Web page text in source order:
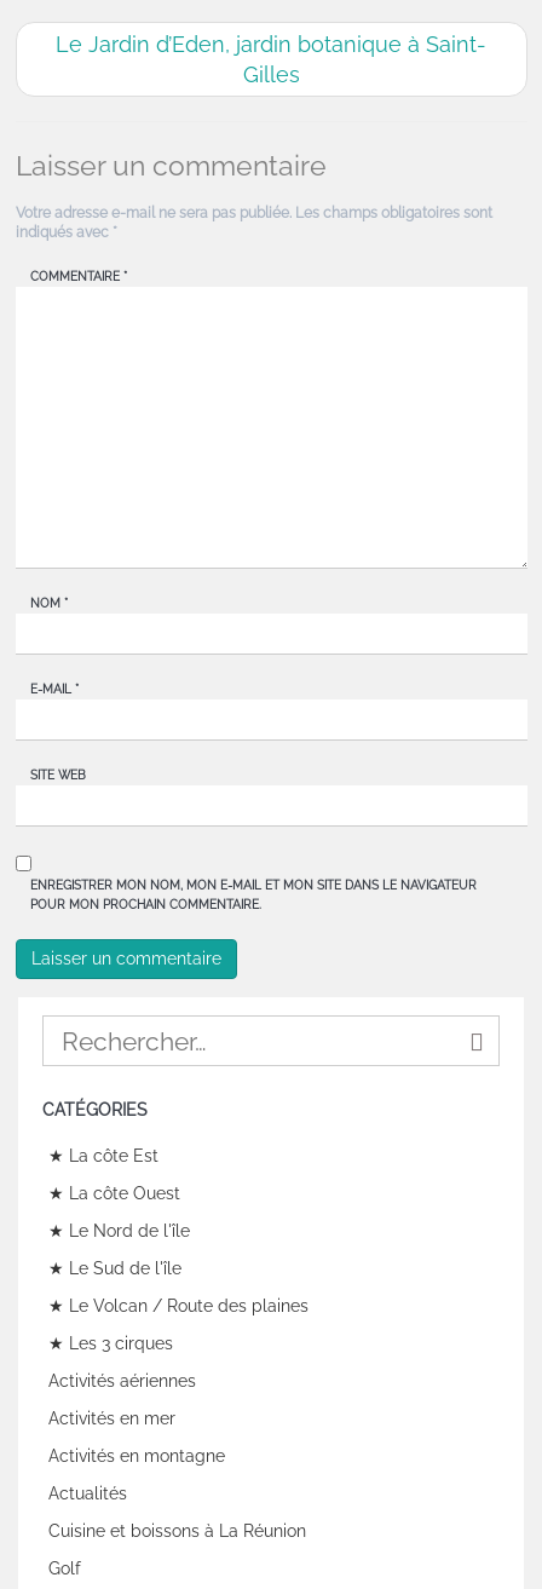
Le Jardin d’Eden, jardin botanique à Saint-
Gilles
Laisser un commentaire
Votre adresse e-mail ne sera pas publiée. Les champs obligatoires sont
indiqués avec *
COMMENTAIRE *
NOM *
E-MAIL *
SITE WEB
ENREGISTRER MON NOM, MON E-MAIL ET MON SITE DANS LE NAVIGATEUR
POUR MON PROCHAIN COMMENTAIRE.
CATÉGORIES
★ La côte Est
★ La côte Ouest
★ Le Nord de l'île
★ Le Sud de l'île
★ Le Volcan / Route des plaines
★ Les 3 cirques
Activités aériennes
Activités en mer
Activités en montagne
Actualités
Cuisine et boissons à La Réunion
Golf